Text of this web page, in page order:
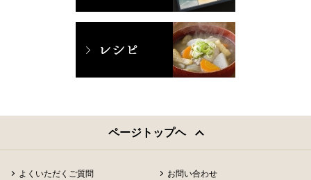
ページトップヘ
よくいただくご質問 お問い合わせ